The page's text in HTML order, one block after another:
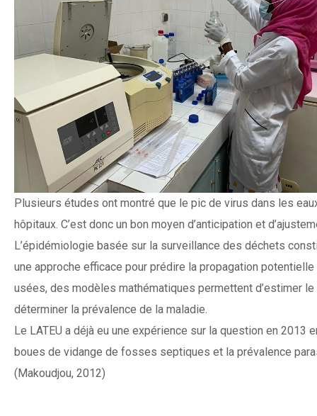
Plusieurs études ont montré que le pic de virus dans les
hôpitaux. C’est donc un bon moyen d’anticipation et
L’épidémiologie basée sur la surveillance des déchets
une approche efficace pour prédire la propagation
usées, des modèles mathématiques permettent d’estimer
déterminer la prévalence de la maladie.
Le LATEU a déjà eu une expérience sur la question en
boues de vidange de fosses septiques et la prévalence
(Makoudjou, 2012)